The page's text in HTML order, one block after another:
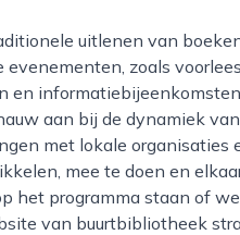
evenementen, zoals
en
aan bij de dynamiek
met lokale
mee te doen en
het programma staan of
van buurtbibliotheek